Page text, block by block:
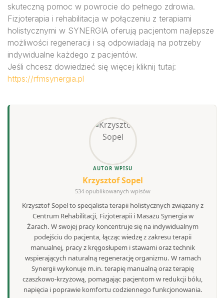
skuteczną pomoc w powrocie do pełnego zdrowia.
Fizjoterapia i rehabilitacja w połączeniu z terapiami
holistycznymi w SYNERGIA oferują pacjentom najlepsze
możliwości regeneracji i są odpowiadają na potrzeby
indywidualne każdego z pacjentów.
Jeśli chcesz dowiedzieć się więcej kliknij tutaj:
https://rfmsynergia.pl
AUTOR WPISU
Krzysztof Sopel
534 opublikowanych wpisów
Krzysztof Sopel to specjalista terapii holistycznych związany z
Centrum Rehabilitacji, Fizjoterapii i Masażu Synergia w
Żarach. W swojej pracy koncentruje się na indywidualnym
podejściu do pacjenta, łącząc wiedzę z zakresu terapii
manualnej, pracy z kręgosłupem i stawami oraz technik
wspierających naturalną regenerację organizmu. W ramach
Synergii wykonuje m.in. terapię manualną oraz terapię
czaszkowo-krzyżową, pomagając pacjentom w redukcji bólu,
napięcia i poprawie komfortu codziennego funkcjonowania.